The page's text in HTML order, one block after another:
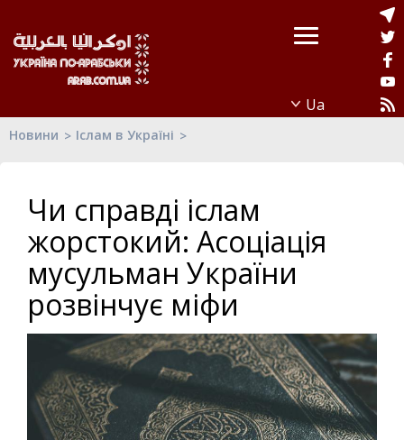
Новини Іслам в Україні
Чи справді іслам
жорстокий: Асоціація
мусульман України
розвінчує міфи